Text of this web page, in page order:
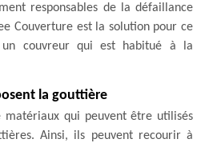
responsables de la défaillance
Couverture est la solution pour ce
couvreur qui est habitué à la
la gouttière
matériaux qui peuvent être utilisés
Ainsi, ils peuvent recourir à